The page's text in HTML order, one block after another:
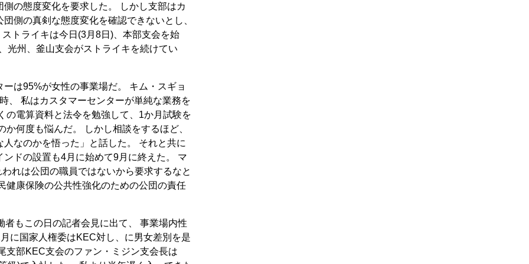
の態度変化を要求した。 しかし支部はカ
側の真剣な態度変化を確認できないとし、
トライキは今日(3月8日)、本部支会を始
光州、釜山支会がストライキを続けてい
は95%が女性の事業場だ。 キム・スギョ
、 私はカスタマーセンターが単純な業務を
の電算資料と法令を勉強して、1か月試験を
何度も悩んだ。 しかし相談をするほど、
なのかを悟った」と話した。 それと共に
ドの設置も4月に始めて9月に終えた。 マ
れは公団の職員ではないから要求するなと
健康保険の公共性強化のための公団の責任
もこの日の記者会見に出て、 事業場内性
に国家人権委はKEC対し、に男女差別を是
支部KEC支会のファン・ミジン支会長は